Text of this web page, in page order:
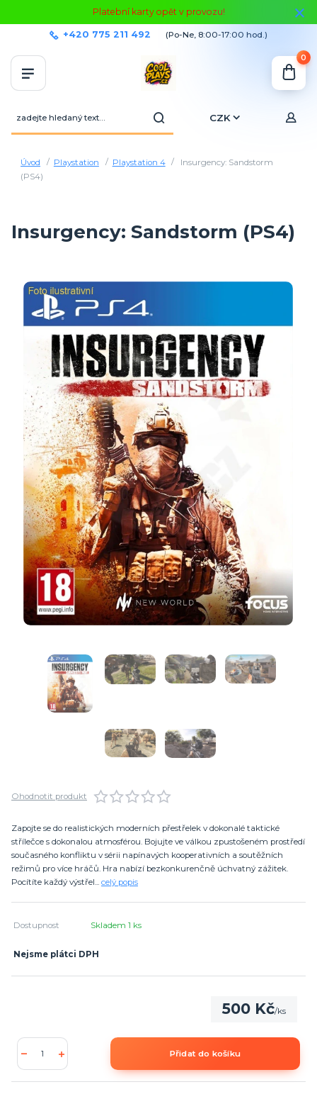
Platební karty opět v provozu!
CZK
+420 775 211 492 (Po-Ne, 8:00-17:00 hod.)
0
Úvod Playstation Playstation 4
Insurgency: Sandstorm
(PS4)
Insurgency: Sandstorm (PS4)
Ohodnotit produkt
Zapojte se do realistických moderních přestřelek v dokonalé taktické
střílečce s dokonalou atmosférou. Bojujte ve válkou zpustošeném prostředí
současného konfliktu v sérii napínavých kooperativních a soutěžních
režimů pro více hráčů. Hra nabízí bezkonkurenčně úchvatný zážitek.
Pocítíte každý výstřel... celý popis
Dostupnost Skladem 1 ks
Nejsme plátci DPH
500 Kč/ks
Přidat do košíku